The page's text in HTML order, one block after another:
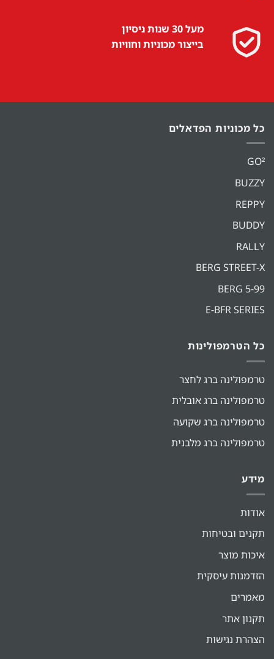
מעל 30 שנות ניסיון
בייצור מכוניות וחוויות
כל מכוניות הפדאלים
GO²
BUZZY
REPPY
BUDDY
RALLY
BERG STREET-X
BERG 5-99
E-BFR SERIES
כל הטרמפולינות
טרמפולינה ברג לחצר
טרמפולינה ברג אובלית
טרמפולינה ברג שקועה
טרמפולינה ברג מלבנית
מידע
אודות
תקנים ובטיחות
איכות מוצר
הזדמנות עיסקית
מאמרים
תקנון אתר
הצהרת נגישות